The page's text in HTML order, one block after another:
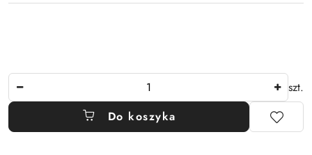
szt.
Do koszyka